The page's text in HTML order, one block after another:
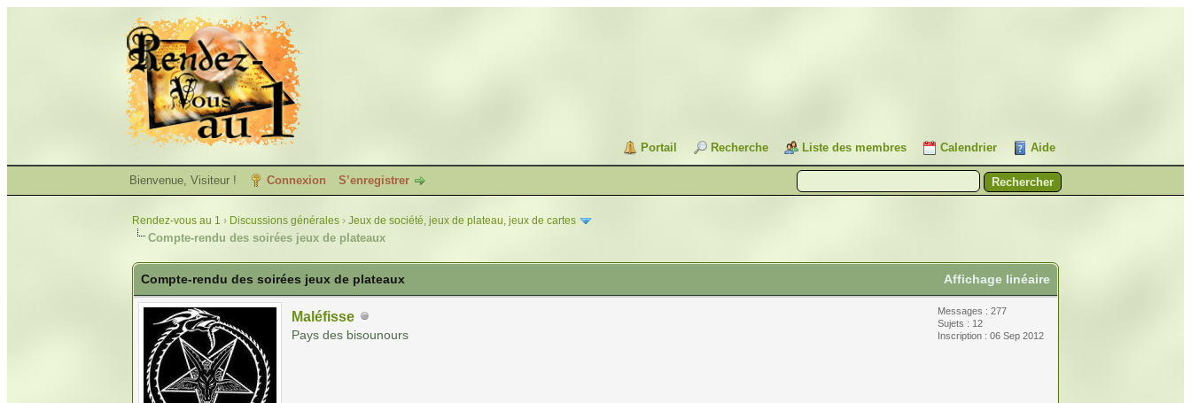
Portail Recherche Liste des membres Calendrier Aide
Bienvenue, Visiteur ! Connexion S’enregistrer
Rendez-vous au 1 › Discussions générales› Jeux de société, jeux de plateau, jeux de cartes
Compte-rendu des soirées jeux de plateaux
Affichage linéaire
Compte-rendu des soirées jeux de plateaux
Maléfisse
Pays des bisounours
Messages : 277
Sujets : 12
Inscription : 06 Sep 2012